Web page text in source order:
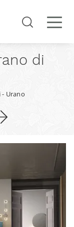
di
- Urano